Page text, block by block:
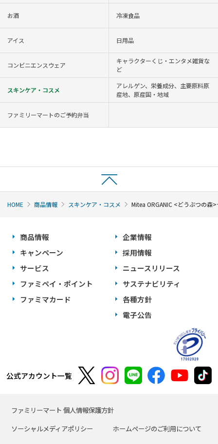
お酒 冷凍食品
アイス 日用品
コンビニエンスウェア
キャラクターくじ・エンタメ雑貨な
ど
スキンケア・コスメ
アレルゲン、栄養成分、主要原料原
産地、原産国・地域
ファミリーマートのご予約弁当
HOME 商品情報 スキンケア・コスメ Mitea ORGANIC <どうぶつの
商品情報
キャンペーン
サービス
ファミペイ・ポイント
ファミマカード
企業情報
採用情報
ニュースリリース
サステナビリティ
各種方針
電子公告
公式アカウント一覧
ファミリーマート 個人情報保護方針
ソーシャルメディアポリシー
ホームページのご利用について